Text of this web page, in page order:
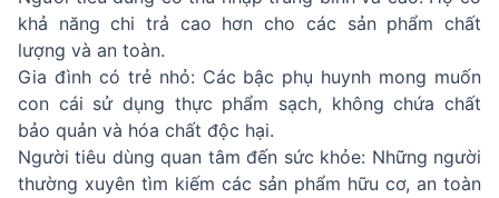
khả năng chi trả cao hơn cho các sản phẩm chất
lượng và an toàn.
Gia đình có trẻ nhỏ: Các bậc phụ huynh mong muốn
con cái sử dụng thực phẩm sạch, không chứa chất
bảo quản và hóa chất độc hại.
Người tiêu dùng quan tâm đến sức khỏe: Những người
thường xuyên tìm kiếm các sản phẩm hữu cơ, an toàn